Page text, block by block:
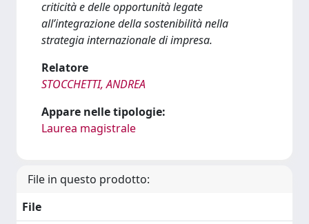
criticità e delle opportunità legate
all’integrazione della sostenibilità nella
strategia internazionale di impresa.
Relatore
STOCCHETTI, ANDREA
Appare nelle tipologie:
Laurea magistrale
File in questo prodotto:
File